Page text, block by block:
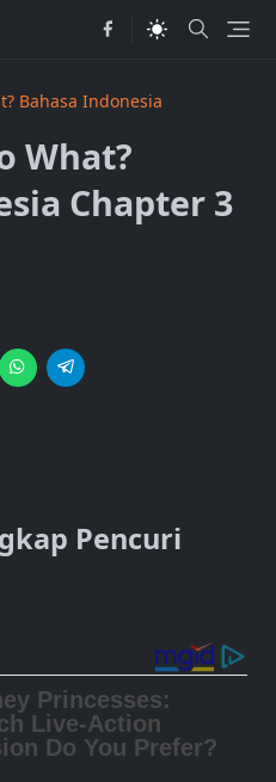
Bahasa Indonesia
What?
Chapter 3
Pencuri